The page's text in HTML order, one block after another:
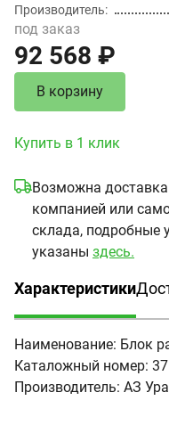
Производитель
под заказ
92 568 ₽
В корзину
Купить в 1 клик
Возможна доставка
компанией или
склада, подробные
указаны здесь.
Характеристики
(активная вкладка)
Наименование: Блок
Каталожный номер:
Производитель: АЗ